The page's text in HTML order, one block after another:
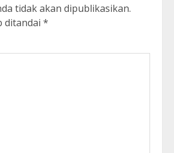
tidak akan dipublikasikan.
ditandai *